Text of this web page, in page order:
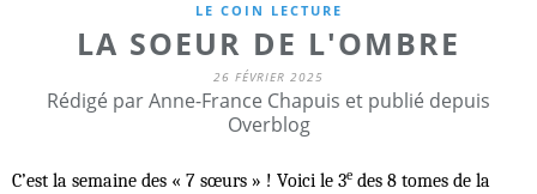
LE COIN LECTURE
LA SOEUR DE L'OMBRE
26 FÉVRIER 2025
Rédigé par Anne-France Chapuis et publié depuis
Overblog
C’est la semaine des « 7 sœurs » ! Voici le 3e des 8 tomes de la